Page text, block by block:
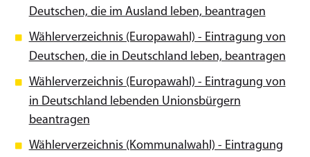
Deutschen, die im Ausland leben, beantragen
Wählerverzeichnis (Europawahl) - Eintragung von
Deutschen, die in Deutschland leben, beantragen
Wählerverzeichnis (Europawahl) - Eintragung von
in Deutschland lebenden Unionsbürgern
beantragen
Wählerverzeichnis (Kommunalwahl) - Eintragung